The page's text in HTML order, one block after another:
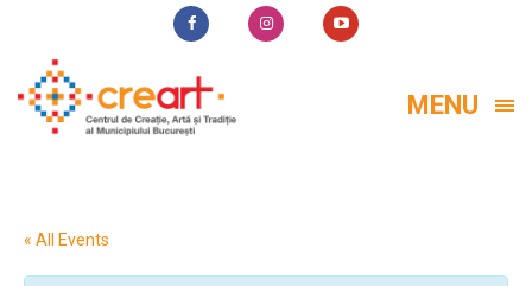
MENU
« All Events